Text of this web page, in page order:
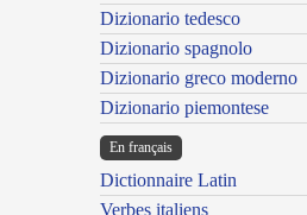
Dizionario tedesco
Dizionario spagnolo
Dizionario greco moderno
Dizionario piemontese
En français
Dictionnaire Latin
Verbes italiens